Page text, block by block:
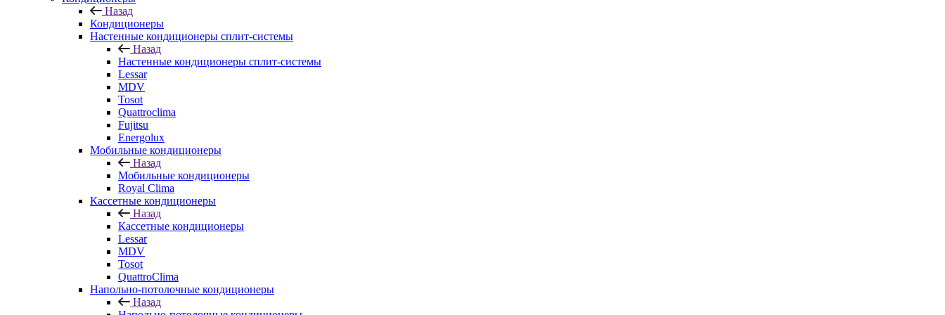
Назад
Кондиционеры
Настенные кондиционеры сплит-системы
Назад
Настенные кондиционеры сплит-системы
Lessar
MDV
Tosot
Quattroclima
Fujitsu
Energolux
Мобильные кондиционеры
Назад
Мобильные кондиционеры
Royal Clima
Кассетные кондиционеры
Назад
Кассетные кондиционеры
Lessar
MDV
Tosot
QuattroClima
Напольно-потолочные кондиционеры
Назад